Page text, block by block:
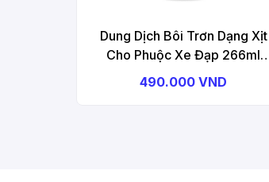
Dung Dịch Bôi Trơn Dạng Xịt
Cho Phuộc Xe Đạp 266ml
Dạng Xịt FINISH LINE Max
490.000 VND